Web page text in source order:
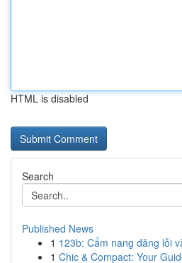
HTML is disabled
Search
Published News
1 123b: Cẩm nang đăng lỗi
1 Chic & Compact: Your